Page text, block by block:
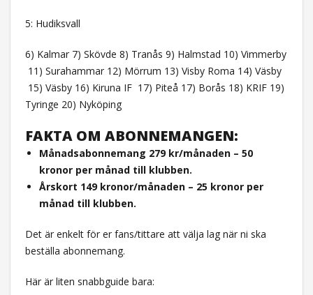
5: Hudiksvall
6) Kalmar 7) Skövde 8) Tranås 9) Halmstad 10) Vimmerby
11) Surahammar 12) Mörrum 13) Visby Roma 14) Väsby
15) Väsby 16) Kiruna IF 17) Piteå 17) Borås 18) KRIF 19)
Tyringe 20) Nyköping
FAKTA OM ABONNEMANGEN:
Månadsabonnemang 279 kr/månaden – 50
kronor per månad till klubben.
Årskort 149 kronor/månaden – 25 kronor per
månad till klubben.
Det är enkelt för er fans/tittare att välja lag när ni ska
beställa abonnemang.
Här är liten snabbguide bara: